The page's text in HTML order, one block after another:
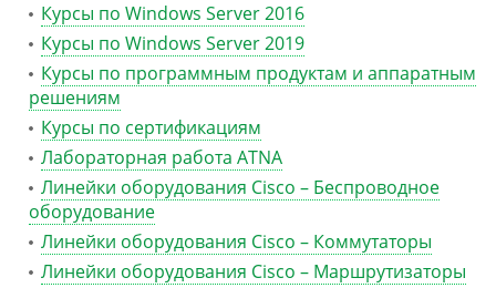
Курсы по Windows Server 2016
Курсы по Windows Server 2019
Курсы по программным продуктам и аппаратным
решениям
Курсы по сертификациям
Лабораторная работа ATNA
Линейки оборудования Cisco – Беспроводное
оборудование
Линейки оборудования Cisco – Коммутаторы
Линейки оборудования Cisco – Маршрутизаторы